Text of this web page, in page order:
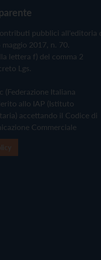
pubblici all'editoria
2017, n. 70.
lettera f) del comma 2
Lgs.
(Federazione Italiana
allo IAP (Istituto
accettando il Codice di
Commerciale